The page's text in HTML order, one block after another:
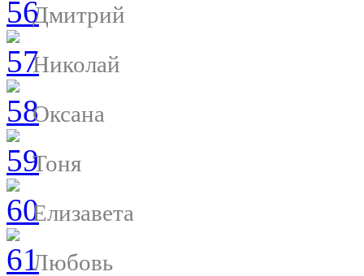
Дмитрий
Николай
Оксана
Тоня
Елизавета
Любовь